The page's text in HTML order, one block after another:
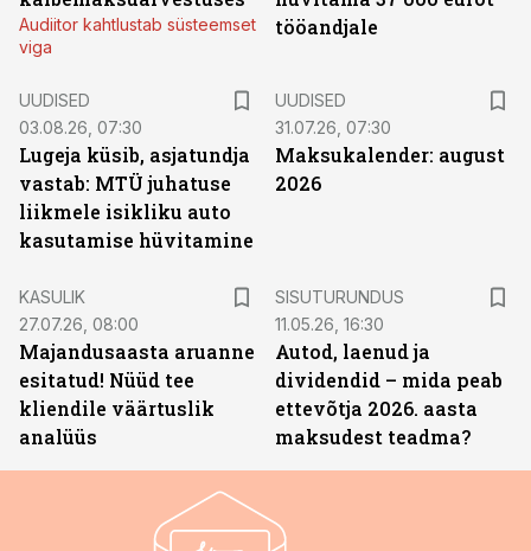
Audiitor kahtlustab süsteemset
viga
tööandjale
UUDISED
03.08.26, 07:30
Lugeja küsib, asjatundja
vastab: MTÜ juhatuse
liikmele isikliku auto
kasutamise hüvitamine
UUDISED
31.07.26, 07:30
Maksukalender: august
2026
KASULIK
27.07.26, 08:00
Majandusaasta aruanne
esitatud! Nüüd tee
kliendile väärtuslik
analüüs
SISUTURUNDUS
11.05.26, 16:30
Autod, laenud ja
dividendid – mida peab
ettevõtja 2026. aasta
maksudest teadma?